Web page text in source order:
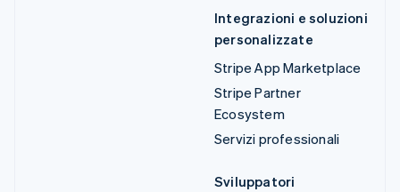
Integrazioni e soluzioni
personalizzate
Stripe App Marketplace
Stripe Partner
Ecosystem
Servizi professionali
Sviluppatori